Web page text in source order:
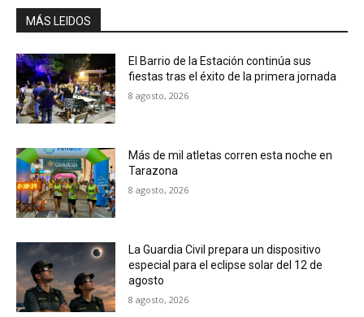
MÁS LEIDOS
El Barrio de la Estación continúa sus
fiestas tras el éxito de la primera jornada
8 agosto, 2026
Más de mil atletas corren esta noche en
Tarazona
8 agosto, 2026
La Guardia Civil prepara un dispositivo
especial para el eclipse solar del 12 de
agosto
8 agosto, 2026